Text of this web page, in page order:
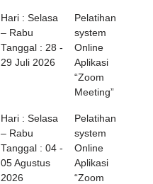
Hari : Selasa
– Rabu
Tanggal : 28 -
29 Juli 2026
Pelatihan
system
Online
Aplikasi
“Zoom
Meeting”
Hari : Selasa
– Rabu
Tanggal : 04 -
05 Agustus
2026
Pelatihan
system
Online
Aplikasi
“Zoom